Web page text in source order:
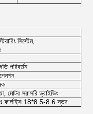
সিস্টেম,
পরিবর্তন
মোটর সরাসরি ড্রাইভিং
কার্লাইস 18*8.5-8 6 স্তর